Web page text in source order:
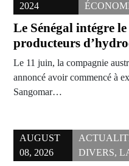
2024
Le Sénégal intégre
producteurs
Le 11 juin, la compagnie
annoncé avoir commencé à
Sangomar…
AUGUST
08, 2026
DIVERS,